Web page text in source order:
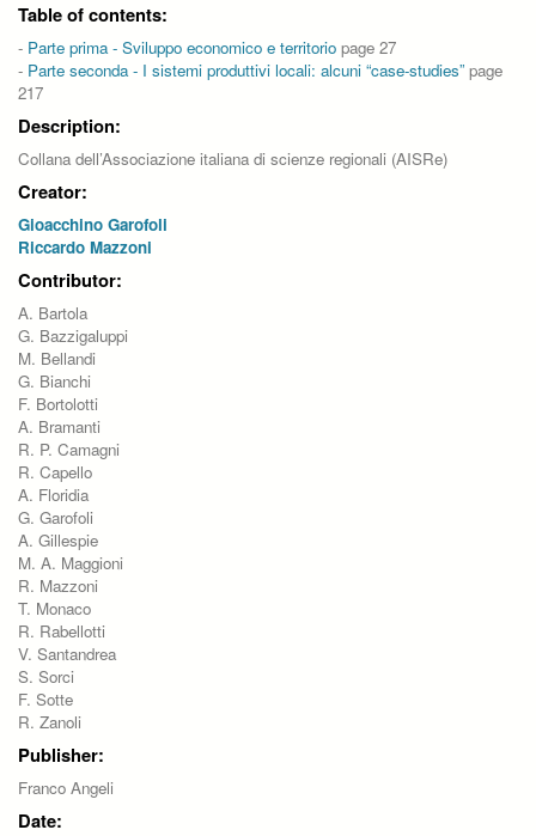
Table of contents:
- Parte prima - Sviluppo economico e territorio page 27
- Parte seconda - I sistemi produttivi locali: alcuni “case-studies” page
217
Description:
Collana dell’Associazione italiana di scienze regionali (AISRe)
Creator:
Gioacchino Garofoli
Riccardo Mazzoni
Contributor:
A. Bartola
G. Bazzigaluppi
M. Bellandi
G. Bianchi
F. Bortolotti
A. Bramanti
R. P. Camagni
R. Capello
A. Floridia
G. Garofoli
A. Gillespie
M. A. Maggioni
R. Mazzoni
T. Monaco
R. Rabellotti
V. Santandrea
S. Sorci
F. Sotte
R. Zanoli
Publisher:
Franco Angeli
Date: